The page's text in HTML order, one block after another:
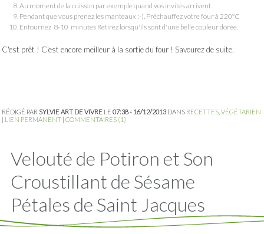
Au moment de la cuisson par exemple quand vos invités arrivent
Pendant que vous prenez les manteaux :-). Préchauffez votre four à 220°C
Enfournez 8-10 minutes Retirez lorsqu'ils sont d'une belle couleur dorée.
C'est prêt ! C'est encore meilleur à la sortie du four ! Savourez de suite.
RÉDIGÉ PAR SYLVIE ART DE VIVRE LE 07:38 - 16/12/2013DANS RECETTES VÉGÉTARIEN
| LIEN PERMANENT | COMMENTAIRES (1)
Velouté de Potiron et Son
Croustillant de Sésame
Pétales de Saint Jacques